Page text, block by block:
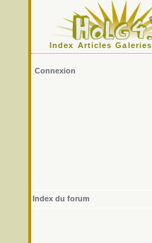
Index Articles Galeries
Connexion
Index du forum